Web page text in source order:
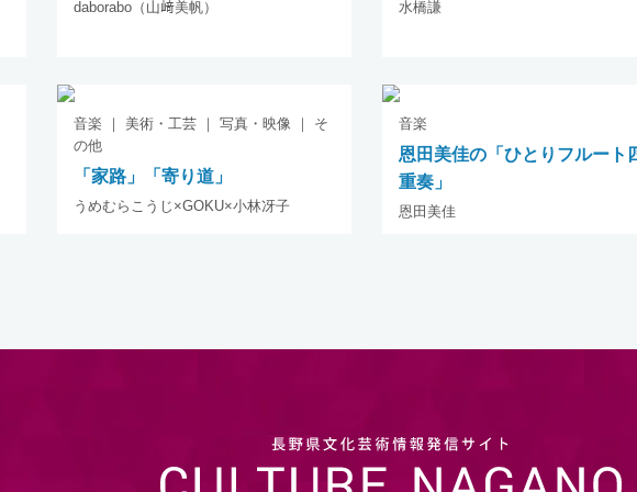
daborabo（山﨑美帆） 水橋謙
音楽 ｜ 美術・工芸 ｜ 写真・映像 ｜ そ
の他
「家路」「寄り道」
うめむらこうじ×GOKU×小林冴子
音楽
恩田美佳の「ひとりフルート
重奏」
恩田美佳